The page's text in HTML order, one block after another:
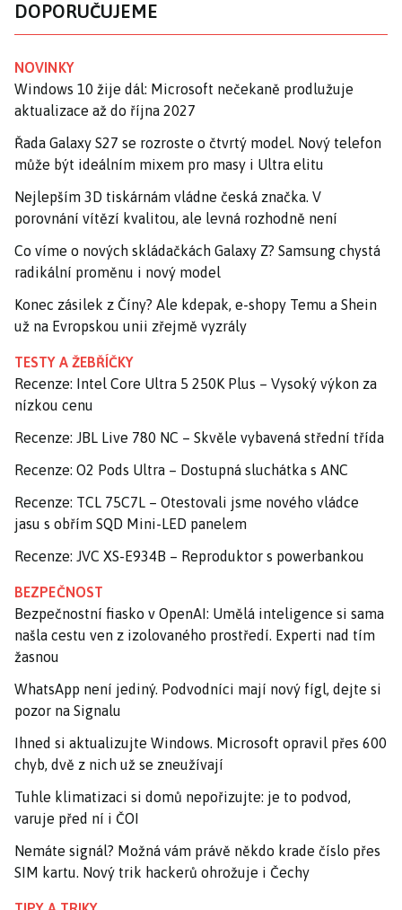
DOPORUČUJEME
NOVINKY
Windows 10 žije dál: Microsoft nečekaně prodlužuje
aktualizace až do října 2027
Řada Galaxy S27 se rozroste o čtvrtý model. Nový telefon
může být ideálním mixem pro masy i Ultra elitu
Nejlepším 3D tiskárnám vládne česká značka. V
porovnání vítězí kvalitou, ale levná rozhodně není
Co víme o nových skládačkách Galaxy Z? Samsung chystá
radikální proměnu i nový model
Konec zásilek z Číny? Ale kdepak, e-shopy Temu a Shein
už na Evropskou unii zřejmě vyzrály
TESTY A ŽEBŘÍČKY
Recenze: Intel Core Ultra 5 250K Plus – Vysoký výkon za
nízkou cenu
Recenze: JBL Live 780 NC – Skvěle vybavená střední třída
Recenze: O2 Pods Ultra – Dostupná sluchátka s ANC
Recenze: TCL 75C7L – Otestovali jsme nového vládce
jasu s obřím SQD Mini-LED panelem
Recenze: JVC XS-E934B – Reproduktor s powerbankou
BEZPEČNOST
Bezpečnostní fiasko v OpenAI: Umělá inteligence si sama
našla cestu ven z izolovaného prostředí. Experti nad tím
žasnou
WhatsApp není jediný. Podvodníci mají nový fígl, dejte si
pozor na Signalu
Ihned si aktualizujte Windows. Microsoft opravil přes 600
chyb, dvě z nich už se zneužívají
Tuhle klimatizaci si domů nepořizujte: je to podvod,
varuje před ní i ČOI
Nemáte signál? Možná vám právě někdo krade číslo přes
SIM kartu. Nový trik hackerů ohrožuje i Čechy